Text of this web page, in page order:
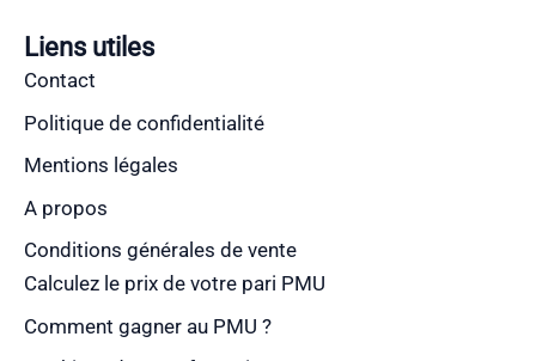
Liens utiles
Contact
Politique de confidentialité
Mentions légales
A propos
Conditions générales de vente
Calculez le prix de votre pari PMU
Comment gagner au PMU ?